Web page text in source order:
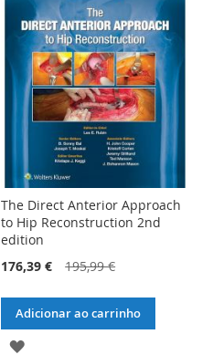
The Direct Anterior Approach
to Hip Reconstruction 2nd
edition
176,39 €
195,99 €
Adicionar ao carrinho
ADICIONAR